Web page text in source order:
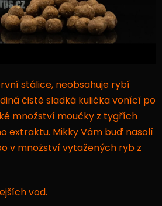
stálice, neobsahuje rybí
čistě sladká kulička vonící po
množství moučky z tygřích
extraktu. Mikky Vám buď nasolí
v množství vytažených ryb z
vod.